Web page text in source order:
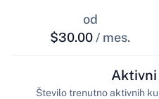
od
$30.00 / mes.
Število trenutno aktivnih